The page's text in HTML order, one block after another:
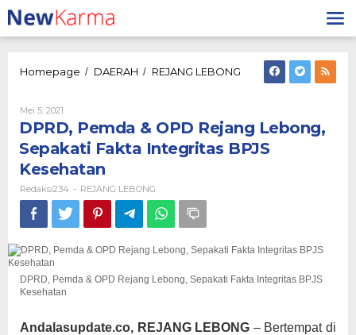
Lewati
ke
konten
Homepage / DAERAH / REJANG LEBONG DPRD,
Pemda
Rejang
Lebong,
Sepakati
Mei 5, 2021
Redaksi234
DPRD, Pemda & OPD Rejang Lebong,
Sepakati Fakta Integritas BPJS
Kesehatan
Redaksi234 - REJANG LEBONG
DPRD, Pemda & OPD Rejang Lebong, Sepakati Fakta Integritas BPJS
Kesehatan
Andalasupdate.co, REJANG LEBONG – Bertempat di